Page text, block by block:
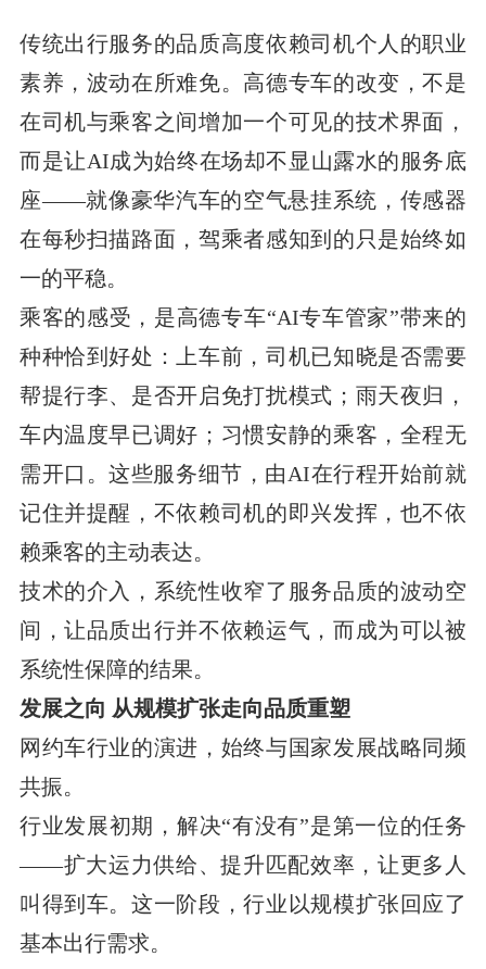
传统出行服务的品质高度依赖司机个人的职业
素养，波动在所难免。高德专车的改变，不是
在司机与乘客之间增加一个可见的技术界面，
而是让AI成为始终在场却不显山露水的服务底
座——就像豪华汽车的空气悬挂系统，传感器
在每秒扫描路面，驾乘者感知到的只是始终如
一的平稳。
乘客的感受，是高德专车“AI专车管家”带来的
种种恰到好处：上车前，司机已知晓是否需要
帮提行李、是否开启免打扰模式；雨天夜归，
车内温度早已调好；习惯安静的乘客，全程无
需开口。这些服务细节，由AI在行程开始前就
记住并提醒，不依赖司机的即兴发挥，也不依
赖乘客的主动表达。
技术的介入，系统性收窄了服务品质的波动空
间，让品质出行并不依赖运气，而成为可以被
系统性保障的结果。
发展之向 从规模扩张走向品质重塑
网约车行业的演进，始终与国家发展战略同频
共振。
行业发展初期，解决“有没有”是第一位的任务
——扩大运力供给、提升匹配效率，让更多人
叫得到车。这一阶段，行业以规模扩张回应了
基本出行需求。